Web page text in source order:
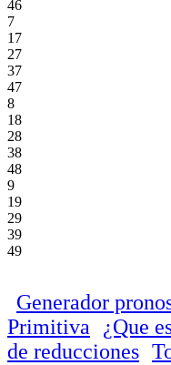
46
7
17
27
37
47
8
18
28
38
48
9
19
29
39
49
Generador
Primitiva
¿Que
de reducciones